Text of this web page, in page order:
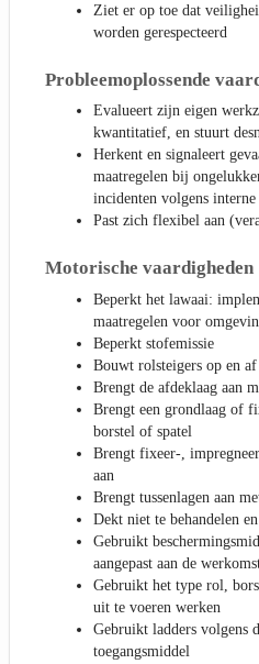
Ziet er op toe dat
worden gerespecteerd
Probleemoplossende
Evalueert zijn eigen
kwantitatief, en stuurt
Herkent en signaleert
maatregelen bij
incidenten volgens interne
Past zich flexibel aan
Motorische vaardigheden
Beperkt het lawaai:
maatregelen voor
Beperkt stofemissie
Bouwt rolsteigers op en
Brengt de afdeklaag aan
Brengt een grondlaag of
borstel of spatel
Brengt fixeer-,
aan
Brengt tussenlagen aan
Dekt niet te behandelen
Gebruikt
aangepast aan de
Gebruikt het type rol,
uit te voeren werken
Gebruikt ladders volgens
toegangsmiddel